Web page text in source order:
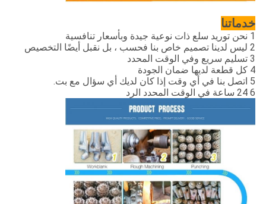
خدماتنا
1 نحن توريد سلع ذات نوعية جيدة وبأسعار تنافسية
2 ليس لدينا تصميم خاص بنا فحسب ، بل نقبل أيضًا التخصيص
3 تسليم سريع وفي الوقت المحدد
4 كل قطعة لديها ضمان الجودة
5 اتصل بنا في أي وقت إذا كان لديك أي سؤال مع بت.
6 24 ساعة في الوقت المحدد الرد